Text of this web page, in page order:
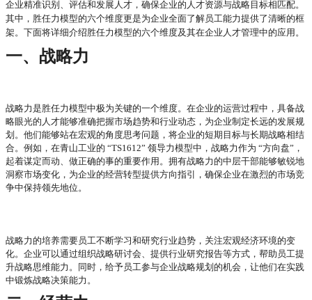
企业精准识别、评估和发展人才，确保企业的人才资源与战略目标相匹配。
其中，胜任力模型的六个维度更是为企业全面了解员工能力提供了清晰的框
架。下面将详细介绍胜任力模型的六个维度及其在企业人才管理中的应用。
一、战略力
战略力是胜任力模型中极为关键的一个维度。在企业的运营过程中，具备战
略眼光的人才能够准确把握市场趋势和行业动态，为企业制定长远的发展规
划。他们能够站在宏观的角度思考问题，将企业的短期目标与长期战略相结
合。例如，在青山工业的 “TS1612” 领导力模型中，战略力作为 “方向盘”，
起着谋定而动、做正确的事的重要作用。拥有战略力的中层干部能够敏锐地
洞察市场变化，为企业的经营转型提供方向指引，确保企业在激烈的市场竞
争中保持领先地位。
战略力的培养需要员工不断学习和研究行业趋势，关注宏观经济环境的变
化。企业可以通过组织战略研讨会、提供行业研究报告等方式，帮助员工提
升战略思维能力。同时，给予员工参与企业战略规划的机会，让他们在实践
中锻炼战略决策能力。